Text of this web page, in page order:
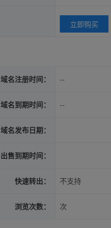
立即购买
域名注册时间： --
域名到期时间： --
域名发布日期：
出售到期时间：
快速转出： 不支持
浏览次数： 次